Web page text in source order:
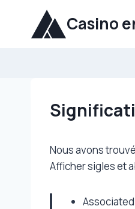
contenu
Casino
Nous avons
Afficher sigles et